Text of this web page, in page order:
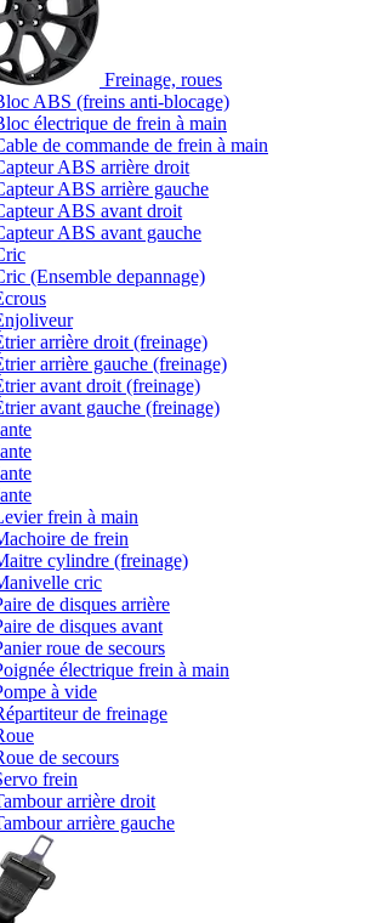
Freinage, roues
ABS (freins anti-blocage)
électrique de frein à main
de commande de frein à main
ABS arrière droit
ABS arrière gauche
ABS avant droit
ABS avant gauche
(Ensemble depannage)
arrière droit (freinage)
arrière gauche (freinage)
avant droit (freinage)
avant gauche (freinage)
frein à main
de frein
cylindre (freinage)
cric
de disques arrière
de disques avant
roue de secours
électrique frein à main
à vide
de freinage
de secours
frein
arrière droit
arrière gauche